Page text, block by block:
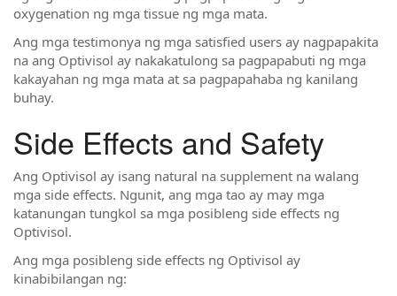
oxygenation ng mga tissue ng mga mata.
Ang mga testimonya ng mga satisfied users ay nagpapakita
na ang Optivisol ay nakakatulong sa pagpapabuti ng mga
kakayahan ng mga mata at sa pagpapahaba ng kanilang
buhay.
Side Effects and Safety
Ang Optivisol ay isang natural na supplement na walang
mga side effects. Ngunit, ang mga tao ay may mga
katanungan tungkol sa mga posibleng side effects ng
Optivisol.
Ang mga posibleng side effects ng Optivisol ay
kinabibilangan ng: